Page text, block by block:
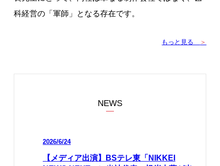
科経営の「軍師」となる存在です。
もっと見る ＞
NEWS
2026/6/24
【メディア出演】BSテレ東「NIKKEI